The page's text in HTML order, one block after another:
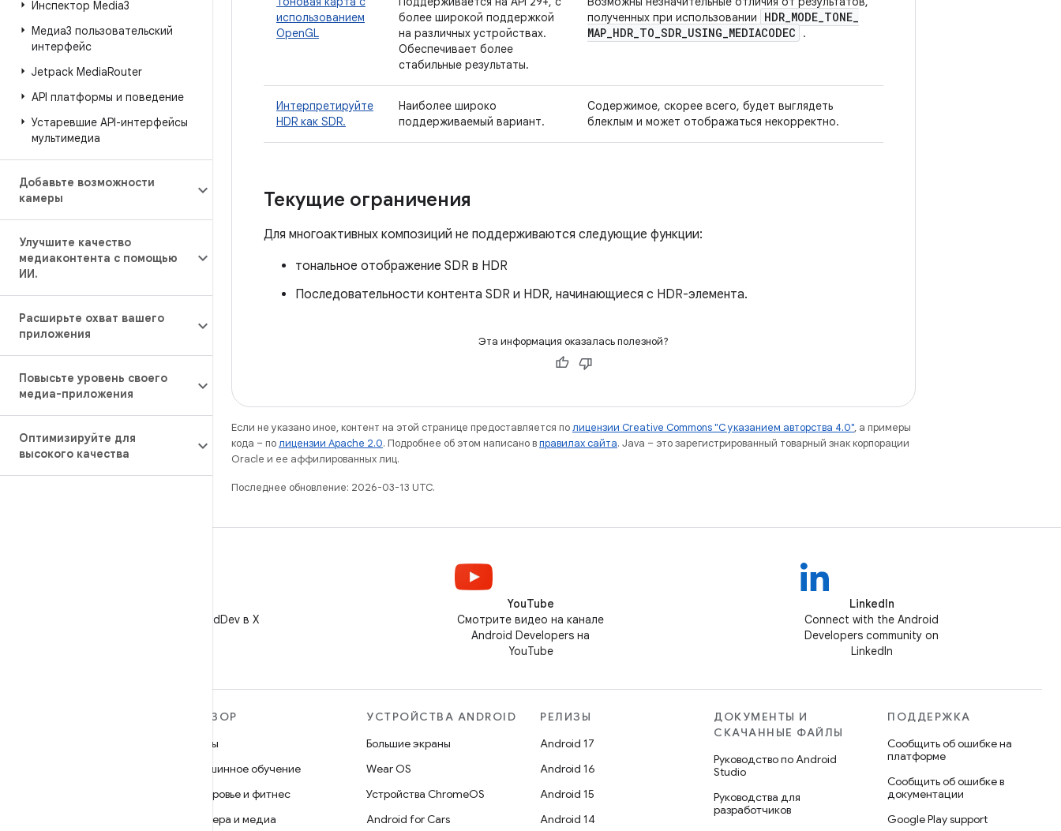
Инспектор Media3
Медиа3 пользовательский
интерфейс
Jetpack MediaRouter
API платформы и поведение
Устаревшие API-интерфейсы
мультимедиа
Добавьте возможности
камеры
Улучшите качество
медиаконтента с помощью
ИИ.
Расширьте охват вашего
приложения
Повысьте уровень своего
медиа-приложения
Оптимизируйте для
высокого качества
использованием
OpenGL
более широкой поддержкой
на различных устройствах.
Обеспечивает более
стабильные результаты.
полученных при использовании
HDR_MODE_TONE_
MAP_HDR_TO_SDR_USING_MEDIACODEC .
Интерпретируйте
HDR как SDR.
Наиболее широко
поддерживаемый вариант.
Содержимое, скорее всего, будет выглядеть
блеклым и может отображаться некорректно.
Текущие ограничения
Для многоактивных композиций не поддерживаются следующие функции:
тональное отображение SDR в HDR
Последовательности контента SDR и HDR, начинающиеся с HDR-элемента.
Эта информация оказалась полезной?
Если не указано иное, контент на этой странице предоставляется полицензии Creative Commons "С указанием авторства 4.0", а примеры
кода – полицензии Apache 2.0. Подробнее об этом написано вправилах сайта. Java – это зарегистрированный товарный знак корпорации
Oracle и ее аффилированных лиц.
Последнее обновление: 2026-03-13 UTC.
Читайте @AndroidDev в X
YouTube
Смотрите видео на канале
Android Developers на
YouTube
LinkedIn
Connect with the Android
Developers community on
LinkedIn
ОБЗОР
Игры
Машинное обучение
Здоровье и фитнес
Камера и медиа
УСТРОЙСТВА ANDROID
Большие экраны
Wear OS
Устройства ChromeOS
Android for Cars
РЕЛИЗЫ
Android 17
Android 16
Android 15
Android 14
ДОКУМЕНТЫ И
СКАЧАННЫЕ ФАЙЛЫ
Руководство по Android
Studio
Руководства для
разработчиков
ПОДДЕРЖКА
Сообщить об ошибке на
платформе
Сообщить об ошибке в
документации
Google Play support